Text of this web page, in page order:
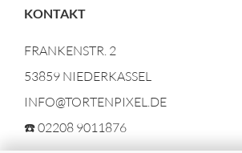
KONTAKT
FRANKENSTR. 2
53859 NIEDERKASSEL
INFO@TORTENPIXEL.DE
☎️ 02208 9011876